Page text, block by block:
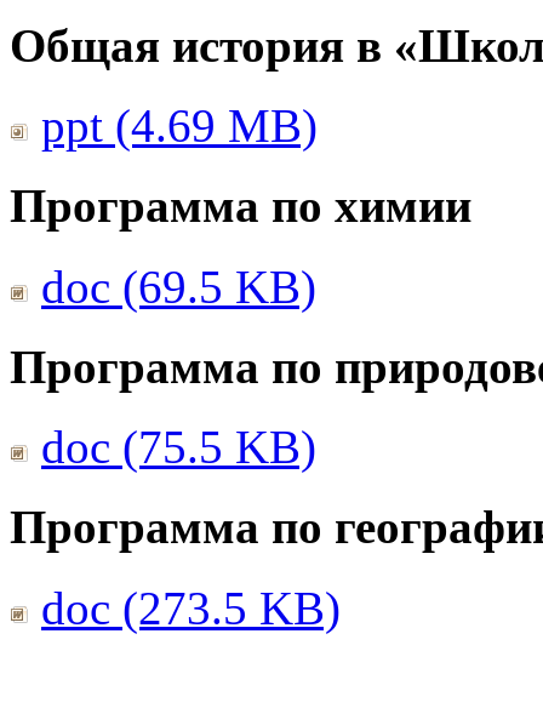
Общая история в
ppt (4.69 MB)
Программа по химии
doc (69.5 KB)
Программа по
doc (75.5 KB)
Программа по
doc (273.5 KB)